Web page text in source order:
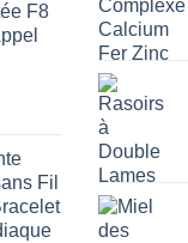
CFA.
F8
CFA.
Fil